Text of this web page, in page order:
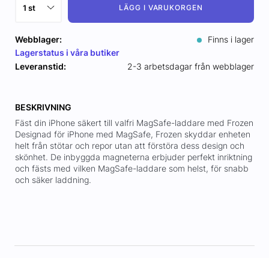
LÄGG I VARUKORGEN
Webblager:
Finns i lager
Lagerstatus i våra butiker
Leveranstid:
2-3 arbetsdagar från webblager
BESKRIVNING
Fäst din iPhone säkert till valfri MagSafe-laddare med Frozen
Designad för iPhone med MagSafe, Frozen skyddar enheten
helt från stötar och repor utan att förstöra dess design och
skönhet. De inbyggda magneterna erbjuder perfekt inriktning
och fästs med vilken MagSafe-laddare som helst, för snabb
och säker laddning.